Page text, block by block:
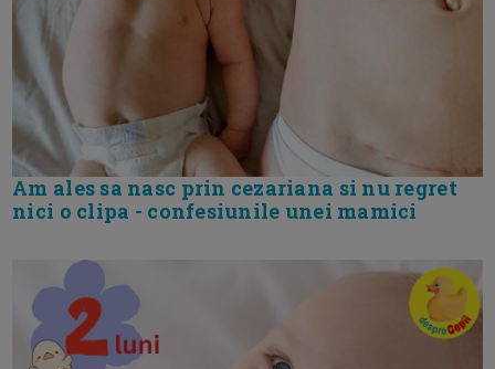
Am ales sa nasc prin cezariana si nu regret
nici o clipa - confesiunile unei mamici